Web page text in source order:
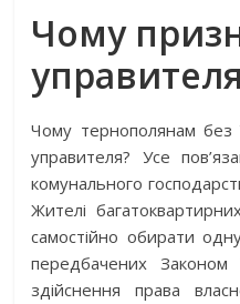
Чому
управителя
Чому тернополянам без
управителя? Усе
комунального
Жителі
самостійно обирати
передбачених Законом
здійснення права